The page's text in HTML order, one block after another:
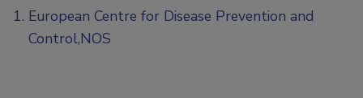
European Centre for Disease Prevention and
Control,NOS